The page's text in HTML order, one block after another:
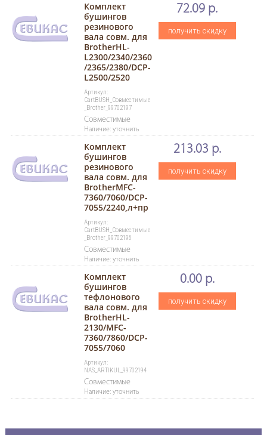
Комплект
бушингов
резинового
вала совм. для
BrotherHL-
L2300/2340/2360
/2365/2380/DCP-
L2500/2520
Артикул:
CartBUSH_Совместимые
_Brother_99702197
Совместимые
Наличие: уточнить
72.09 р.
получить скидку
Комплект
бушингов
резинового
вала совм. для
BrotherMFC-
7360/7060/DCP-
7055/2240,л+пр
Артикул:
CartBUSH_Совместимые
_Brother_99702196
Совместимые
Наличие: уточнить
213.03 р.
получить скидку
Комплект
бушингов
тефлонового
вала совм. для
BrotherHL-
2130/MFC-
7360/7860/DCP-
7055/7060
Артикул:
NAS_ARTIKUL_99702194
Совместимые
Наличие: уточнить
0.00 р.
получить скидку